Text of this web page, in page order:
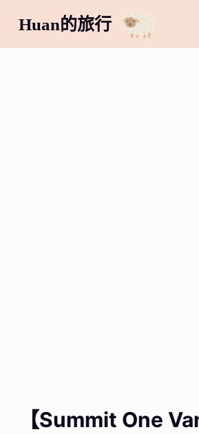
跳
至
主
Huan的旅行
【Summit One